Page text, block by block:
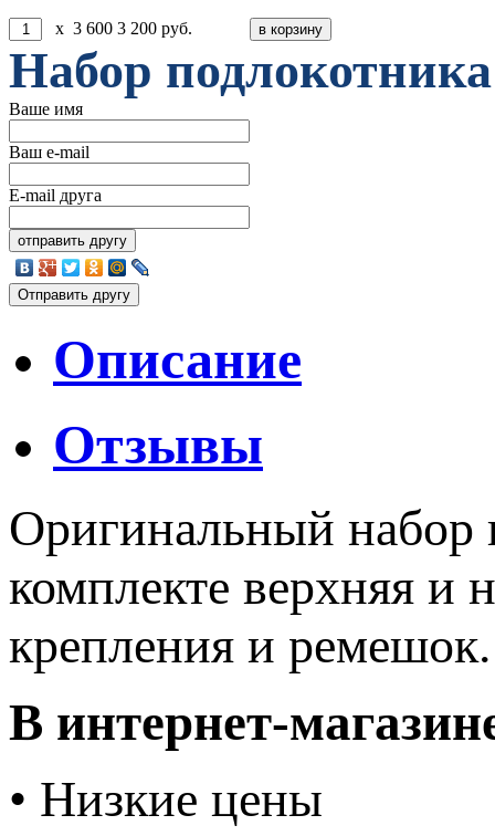
x 3 600 3 200 руб.
Набор
Ваше имя
Ваш e-mail
E-mail друга
Описание
Отзывы
Оригинальный набор
комплекте верхняя и
крепления и
В интернет-
• Низкие цены